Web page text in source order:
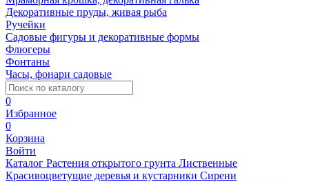
Декоративные пруды, живая рыба
Ручейки
Садовые фигуры и декоративные формы
Флюгеры
Фонтаны
Часы, фонари садовые
0
Избранное
0
Корзина
Войти
Каталог Растения открытого грунта Лиственные
Красивоцветущие деревья и кустарники Сирени